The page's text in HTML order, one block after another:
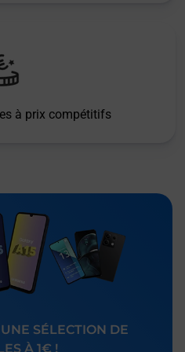
à prix compétitifs
SÉLECTION DE
À 1€ !